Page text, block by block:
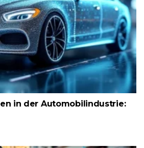
in der Automobilindustrie: